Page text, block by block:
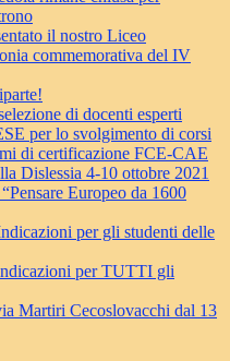
il nostro Liceo
commemorativa del IV
di docenti esperti
per lo svolgimento di corsi
di certificazione FCE-CAE
Dislessia 4-10 ottobre 2021
Europeo da 1600
per gli studenti delle
per TUTTI gli
Martiri Cecoslovacchi dal 13